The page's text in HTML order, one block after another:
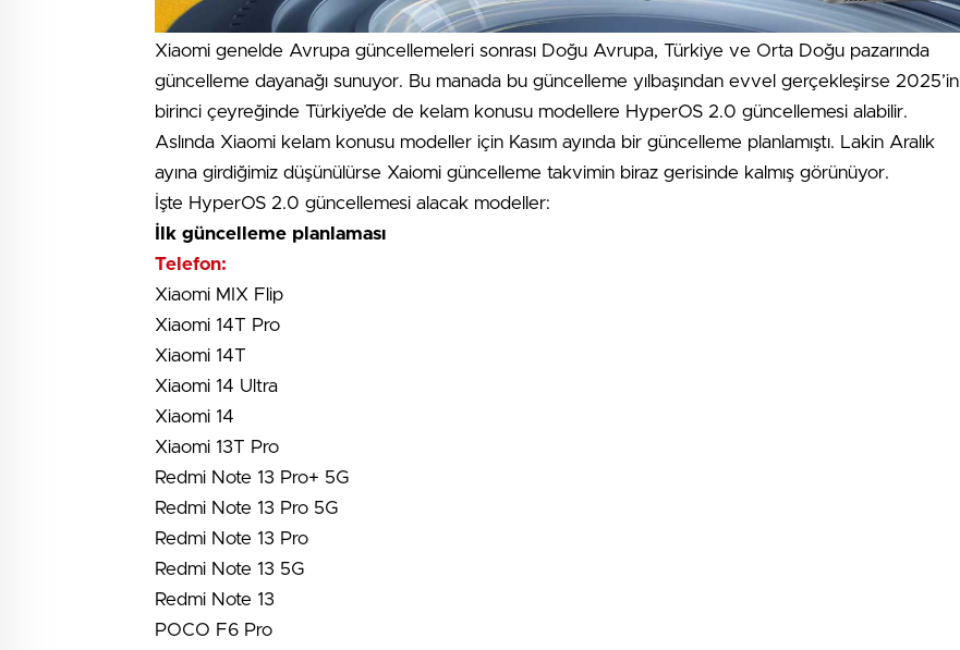
Xiaomi genelde Avrupa güncellemeleri sonrası Doğu Avrupa, Türkiye ve Orta Doğu pazarında
güncelleme dayanağı sunuyor. Bu manada bu güncelleme yılbaşından evvel gerçekleşirse 2025’in
birinci çeyreğinde Türkiye’de de kelam konusu modellere HyperOS 2.0 güncellemesi alabilir.
Aslında Xiaomi kelam konusu modeller için Kasım ayında bir güncelleme planlamıştı. Lakin Aralık
ayına girdiğimiz düşünülürse Xaiomi güncelleme takvimin biraz gerisinde kalmış görünüyor.
İşte HyperOS 2.0 güncellemesi alacak modeller:
İlk güncelleme planlaması
Telefon:
Xiaomi MIX Flip
Xiaomi 14T Pro
Xiaomi 14T
Xiaomi 14 Ultra
Xiaomi 14
Xiaomi 13T Pro
Redmi Note 13 Pro+ 5G
Redmi Note 13 Pro 5G
Redmi Note 13 Pro
Redmi Note 13 5G
Redmi Note 13
POCO F6 Pro